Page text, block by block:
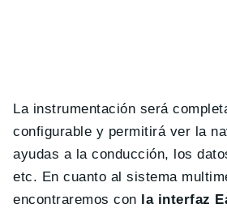
La instrumentación será
configurable y permitirá ver la
ayudas a la conducción, los
etc. En cuanto al sistema
encontraremos con la interfaz